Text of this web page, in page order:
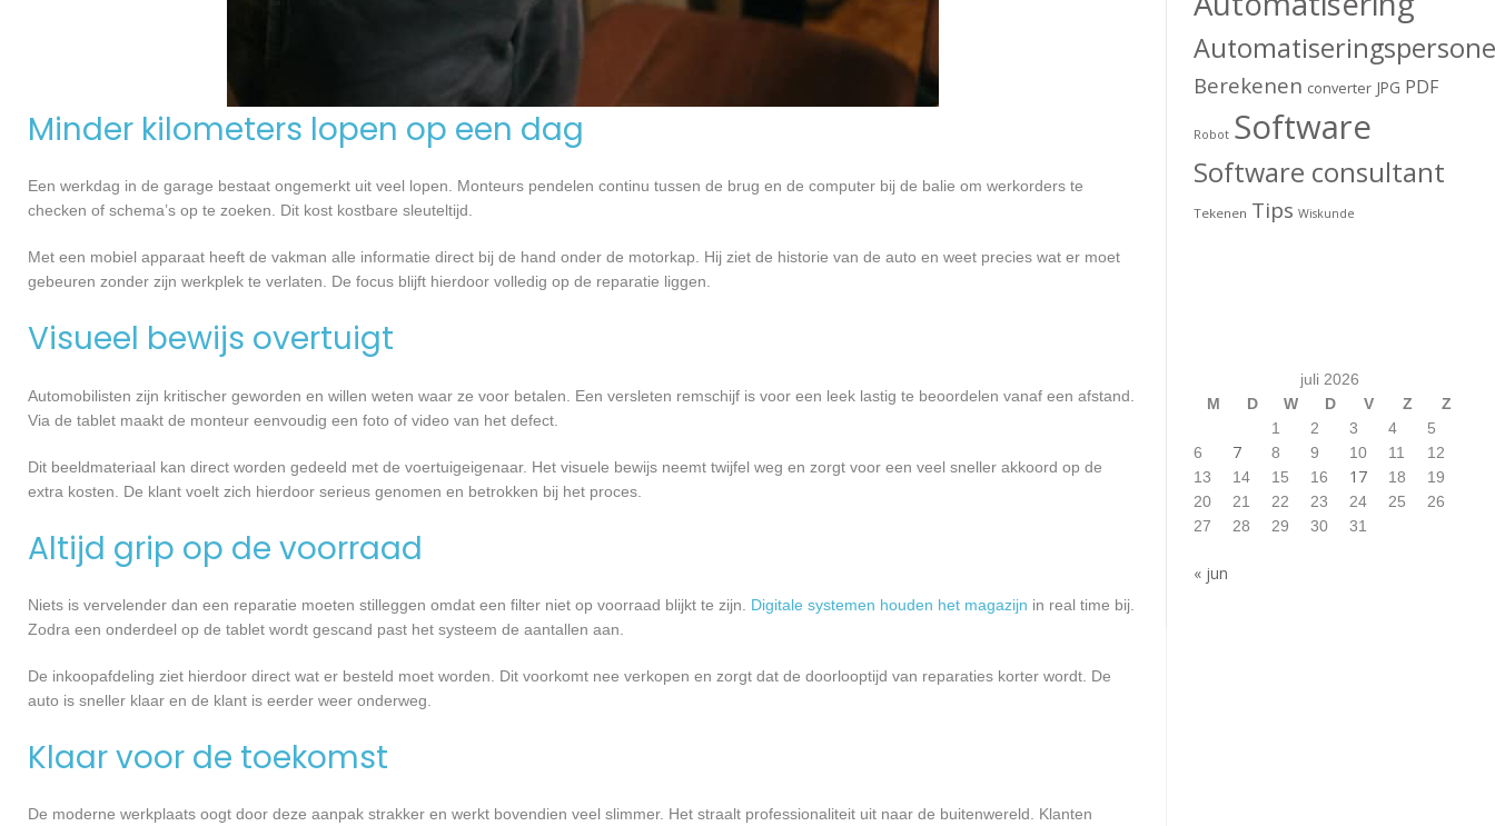
Minder kilometers lopen op een dag
Een werkdag in de garage bestaat ongemerkt uit veel lopen. Monteurs pendelen continu tussen de brug en de computer bij de balie om werkorders te
checken of schema’s op te zoeken. Dit kost kostbare sleuteltijd.
Met een mobiel apparaat heeft de vakman alle informatie direct bij de hand onder de motorkap. Hij ziet de historie van de auto en weet precies wat er moet
gebeuren zonder zijn werkplek te verlaten. De focus blijft hierdoor volledig op de reparatie liggen.
Visueel bewijs overtuigt
Automobilisten zijn kritischer geworden en willen weten waar ze voor betalen. Een versleten remschijf is voor een leek lastig te beoordelen vanaf een afstand.
Via de tablet maakt de monteur eenvoudig een foto of video van het defect.
Dit beeldmateriaal kan direct worden gedeeld met de voertuigeigenaar. Het visuele bewijs neemt twijfel weg en zorgt voor een veel sneller akkoord op de
extra kosten. De klant voelt zich hierdoor serieus genomen en betrokken bij het proces.
Altijd grip op de voorraad
Niets is vervelender dan een reparatie moeten stilleggen omdat een filter niet op voorraad blijkt te zijn. Digitale systemen houden het magazijn in real time bij.
Zodra een onderdeel op de tablet wordt gescand past het systeem de aantallen aan.
De inkoopafdeling ziet hierdoor direct wat er besteld moet worden. Dit voorkomt nee verkopen en zorgt dat de doorlooptijd van reparaties korter wordt. De
auto is sneller klaar en de klant is eerder weer onderweg.
Klaar voor de toekomst
De moderne werkplaats oogt door deze aanpak strakker en werkt bovendien veel slimmer. Het straalt professionaliteit uit naar de buitenwereld. Klanten
Berekenen converter JPG PDF
Robot Software
Software consultant
Tekenen Tips Wiskunde
juli 2026
M
D W D V Z
Z
1
2 3 4
5
6
7 8 9 10 11
12
13
14 15 16 17 18
19
20
21 22 23 24 25
26
27
28 29 30 31
« jun